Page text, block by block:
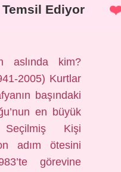
Ediyor
aslında kim?
2005) Kurtlar
başındaki
en büyük
Kişi
adım ötesini
görevine